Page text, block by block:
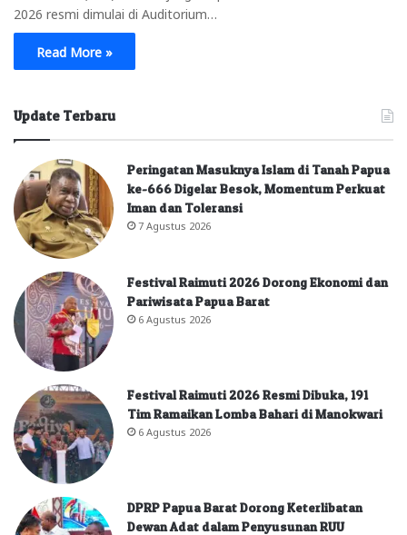
2026 resmi dimulai di Auditorium…
Read More »
Update Terbaru
Peringatan Masuknya Islam di Tanah Papua
ke-666 Digelar Besok, Momentum Perkuat
Iman dan Toleransi
7 Agustus 2026
Festival Raimuti 2026 Dorong Ekonomi dan
Pariwisata Papua Barat
6 Agustus 2026
Festival Raimuti 2026 Resmi Dibuka, 191
Tim Ramaikan Lomba Bahari di Manokwari
6 Agustus 2026
DPRP Papua Barat Dorong Keterlibatan
Dewan Adat dalam Penyusunan RUU